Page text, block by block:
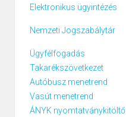
Elektronikus ügyintézés
Nemzeti Jogszabálytár
Ügyfélfogadás
Takarékszövetkezet
Autóbusz menetrend
Vasút menetrend
ÁNYK nyomtatványkitöltő